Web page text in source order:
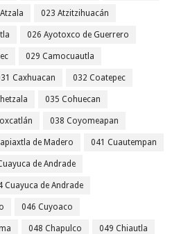
023 Atzitzihuacán
026 Ayotoxco de Guerrero
029 Camocuautla
Caxhuacan 032 Coatepec
035 Cohuecan
038 Coyomeapan
de Madero 041 Cuautempan
de Andrade
Cuayuca de Andrade
046 Cuyoaco
048 Chapulco 049 Chiautla